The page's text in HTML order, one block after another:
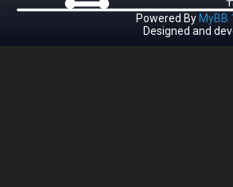
Powered By MyBB
Designed and